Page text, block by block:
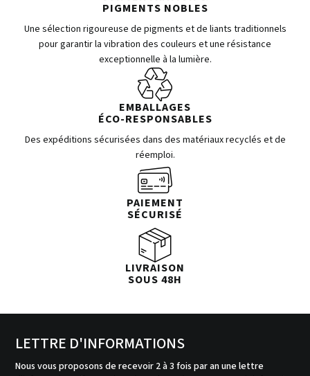
PIGMENTS NOBLES
Une sélection rigoureuse de pigments et de liants traditionnels
pour garantir la vibration des couleurs et une résistance
exceptionnelle à la lumière.
EMBALLAGES
ÉCO-RESPONSABLES
Des expéditions sécurisées dans des matériaux recyclés et de
réemploi.
PAIEMENT
SÉCURISÉ
LIVRAISON
SOUS 48H
LETTRE D'INFORMATIONS
Nous vous proposons de recevoir 2 à 3 fois par an une lettre